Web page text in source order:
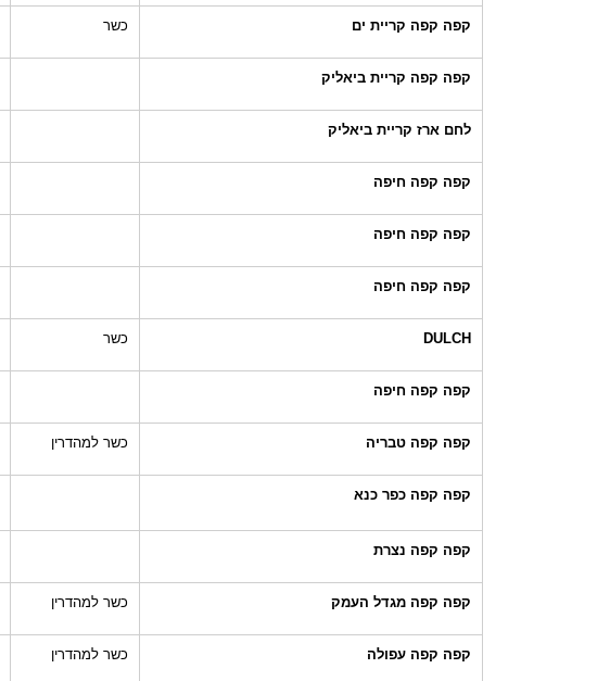
קפה קפה קריית ים
כשר
קפה קפה קריית ביאליק
לחם ארז קריית ביאליק
קפה קפה חיפה
קפה קפה חיפה
קפה קפה חיפה
DULCH
כשר
קפה קפה חיפה
קפה קפה טבריה
כשר למהדרין
קפה קפה כפר כנא
קפה קפה נצרת
קפה קפה מגדל העמק
כשר למהדרין
קפה קפה עפולה
כשר למהדרין